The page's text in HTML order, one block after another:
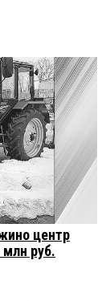
центр
млн руб.